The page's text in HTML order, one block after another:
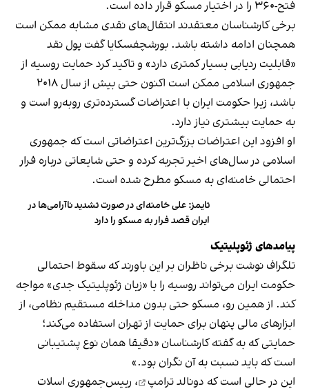
فتح-۳۶۰ را در اختیار مسکو قرار داده است.
برخی کارشناسان معتقدند انتقال‌های نقدی مشابه ممکن است
همچنان ادامه داشته باشد. بورشچفسکایا گفت پول نقد
«قابلیت ردیابی بسیار کمتری دارد» و تاکید کرد حمایت روسیه از
جمهوری اسلامی ممکن است اکنون حتی بیش از سال ۲۰۱۸
باشد، زیرا حکومت ایران با اعتراضات گسترده‌تری روبه‌رو است و
به حمایت بیشتری نیاز دارد.
او افزود این اعتراضات بزرگ‌ترین اعتراضاتی است که جمهوری
اسلامی در سال‌های اخیر تجربه کرده و حتی شایعاتی درباره فرار
احتمالی خامنه‌ای به مسکو مطرح شده است.
تایمز: علی خامنه‌ای در صورت تشدید ناآرامی‌ها در
ایران قصد فرار به مسکو را دارد
پیامدهای ژئوپلیتیک
تلگراف نوشت برخی ناظران بر این باورند که سقوط احتمالی
حکومت ایران می‌تواند روسیه را با «زیان ژئوپلیتیک جدی» مواجه
کند. از همین رو، مسکو حتی بدون مداخله مستقیم نظامی، از
ابزارهای مالی پنهان برای حمایت از تهران استفاده می‌کند؛
حمایتی که به گفته کارشناسان «دقیقا همان نوع پشتیبانی
است که باید نسبت به آن نگران بود.»
این در حالی است که دونالد ترامپ
، رییس‌جمهوری اسلات